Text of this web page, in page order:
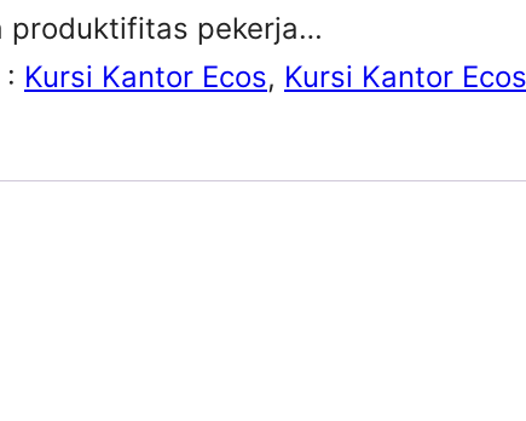
produktifitas pekerja…
Kursi Kantor Ecos, Kursi Kantor Ecos